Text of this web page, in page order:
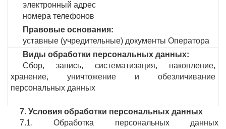
электронный адрес
номера телефонов
Правовые основания:
уставные (учредительные) документы Оператора
Виды обработки персональных данных:
Сбор, запись, систематизация, накопление,
хранение, уничтожение и обезличивание
персональных данных
7. Условия обработки персональных данных
7.1. Обработка персональных данных